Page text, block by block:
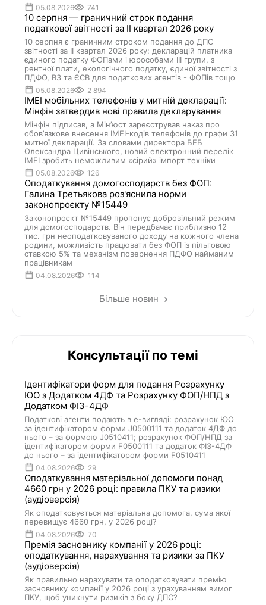
05.08.2026 741
10 серпня — граничний строк подання
податкової звітності за II квартал 2026 року
10 серпня є граничним строком подання до ДПС
звітності за II квартал 2026 року: декларацій платника
єдиного податку ФОПами і юрособами III групи, з
рентної плати, екологічного податку, єдиної звітності з
ПДФО, ВЗ та ЄСВ для податкових агентів - ФОПів тощо
05.08.2026 2 894
IMEI мобільних телефонів у митній декларації:
Мінфін затвердив нові правила декларування
Мінфін підписав, а Мін’юст зареєстрував наказ про
обов’язкове внесення IMEI-кодів телефонів до графи 31
митної декларації. За словами директора БЕБ
Олександра Цивінського, новий електронний перелік
IMEI зробить неможливим «сірий» імпорт техніки
05.08.2026 126
Оподаткування домогосподарств без ФОП:
Галина Третьякова роз'яснила норми
законопроєкту №15449
Законопроєкт №15449 пропонує добровільний режим
для домогосподарств. Він передбачає приблизно 12
тис. грн неоподатковуваного доходу на кожного члена
родини, можливість працювати без ФОП із пільговою
ставкою 5% та механізм повернення ПДФО найманим
працівникам
04.08.2026 114
Більше новин
Консультації по темі
Ідентифікатори форм для подання Розрахунку
ЮО з Додатком 4ДФ та Розрахунку ФОП/НПД з
Додатком ФІЗ-4ДФ
Податкові агенти подають в е-вигляді: розрахунок ЮО
за ідентифікатором форми J0500111 та додаток 4ДФ до
нього – за формою J0510411; розрахунок ФОП/НПД за
ідентифікатором форми F0500111 та додаток ФІЗ-4ДФ
до нього – за ідентифікатором форми F0510411
04.08.2026 29
Оподаткування матеріальної допомоги понад
4660 грн у 2026 році: правила ПКУ та ризики
(аудіоверсія)
Як оподатковується матеріальна допомога, сума якої
перевищує 4660 грн, у 2026 році?
04.08.2026 70
Премія засновнику компанії у 2026 році:
оподаткування, нарахування та ризики за ПКУ
(аудіоверсія)
Як правильно нарахувати та оподатковувати премію
засновнику компанії у 2026 році з урахуванням вимог
ПКУ, щоб уникнути ризиків з боку ДПС?